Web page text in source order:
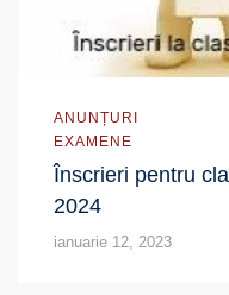
ANUNȚURI
EXAMENE
Înscrieri pentru
2024
ianuarie 12, 2023